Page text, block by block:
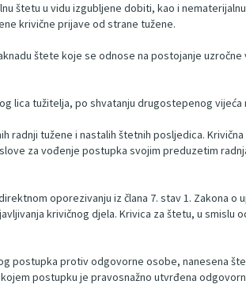
štetu u vidu izgubljene dobiti, kao i
krivične prijave od strane tužene.
štete koje se odnose na postojanje
lica tužitelja, po shvatanju drugostepenog
radnji tužene i nastalih štetnih posljedica.
za vođenje postupka svojim preduzetim
oporezivanju iz člana 7. stav 1. Zakona
krivičnog djela. Krivica za štetu, u smislu
postupka protiv odgovorne osobe, nanesena
postupku je pravosnažno utvrđena